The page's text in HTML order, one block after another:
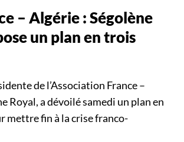
– Algérie : Ségolène
un plan en trois
de l’Association France –
Royal, a dévoilé samedi un plan en
mettre fin à la crise franco-